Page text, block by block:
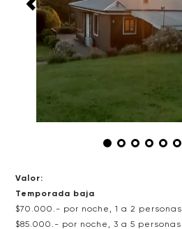
Valor:
Temporada baja
$70.000.- por noche, 1 a 2 personas
$85.000.- por noche, 3 a 5 personas